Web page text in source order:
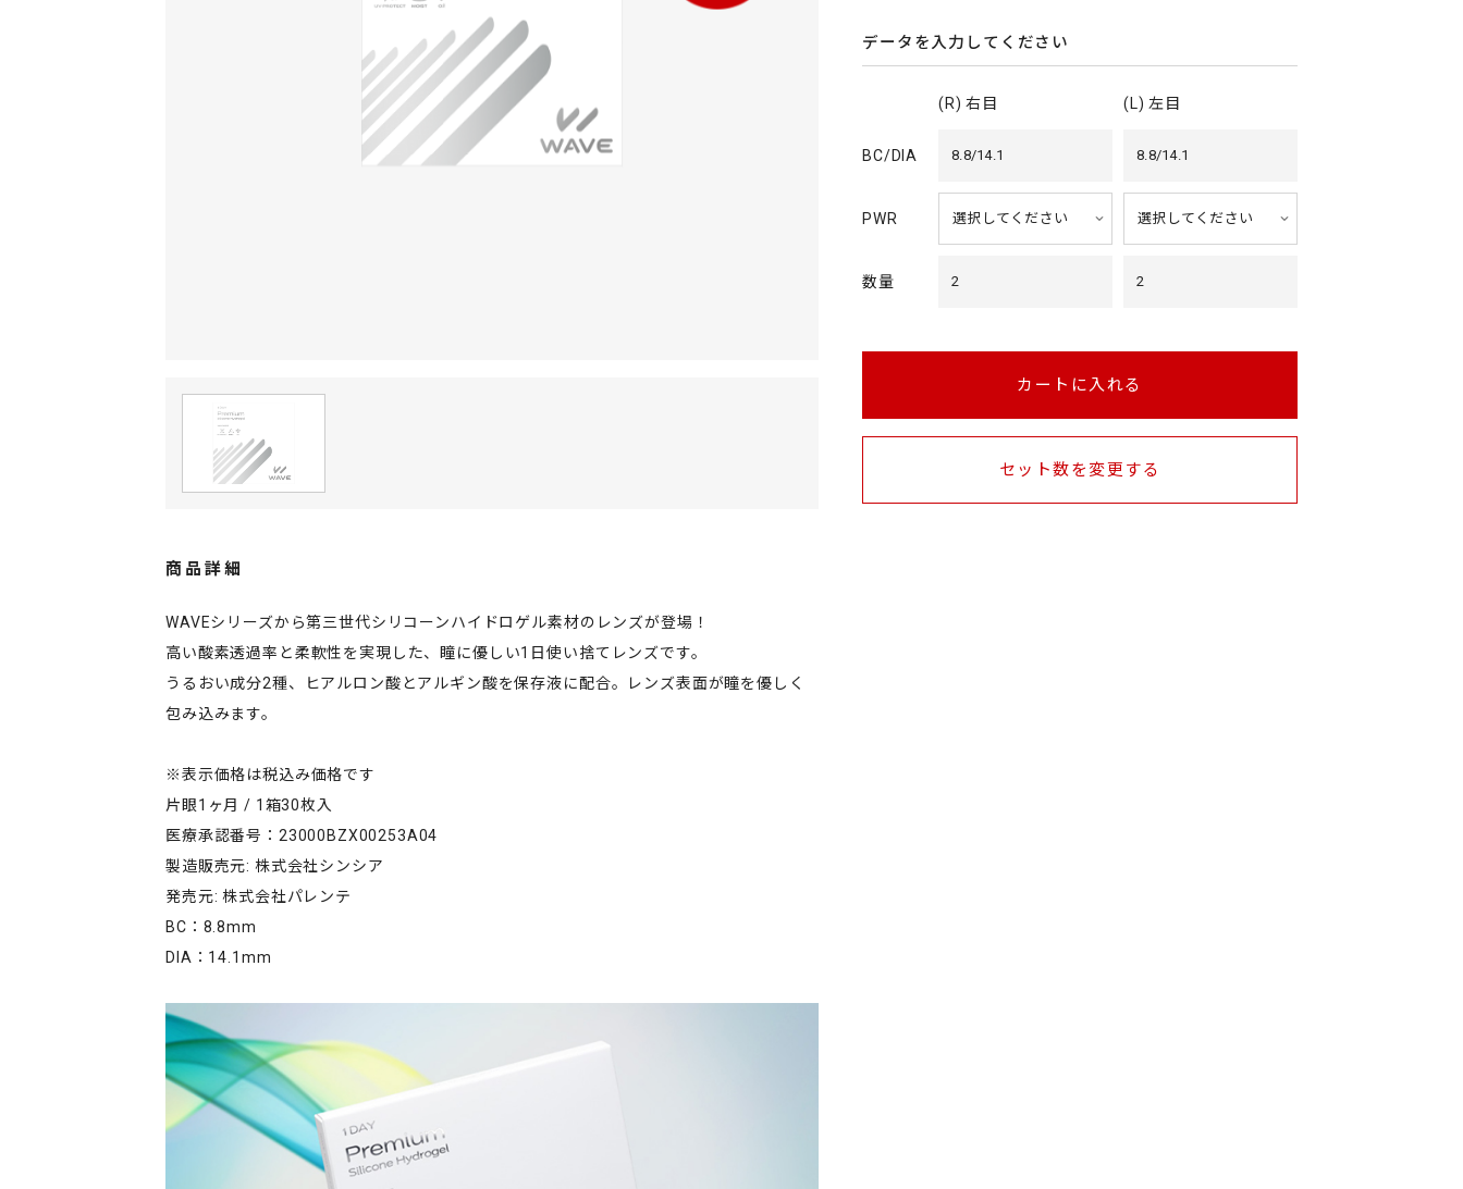
商品詳細
WAVEシリーズから第三世代シリコーンハイドロゲル素材のレンズが登場！
高い酸素透過率と柔軟性を実現した、瞳に優しい1日使い捨てレンズです。
うるおい成分2種、ヒアルロン酸とアルギン酸を保存液に配合。レンズ表面が瞳を優しく
包み込みます。
※表示価格は税込み価格です
片眼1ヶ月 / 1箱30枚入
医療承認番号：23000BZX00253A04
製造販売元: 株式会社シンシア
発売元: 株式会社パレンテ
BC：8.8mm
DIA：14.1mm
r
r
t
i
データを入力してください
(R) 右目 (L) 左目
BC/DIA 8.8/14.1 8.8/14.1
PWR
数量 2 2
カートに入れる
セット数を変更する